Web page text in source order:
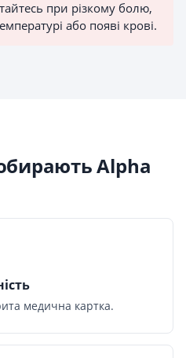
при різкому болю,
або появі крові.
Alpha
медична картка.